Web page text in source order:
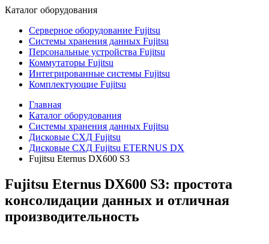
Каталог оборудования
Серверное оборудование Fujitsu
Системы хранения данных Fujitsu
Персональные устройства Fujitsu
Коммутаторы Fujitsu
Интегрированные системы Fujitsu
Комплектующие Fujitsu
Главная
Каталог оборудования
Системы хранения данных Fujitsu
Дисковые СХД Fujitsu
Дисковые СХД Fujitsu ETERNUS DX
Fujitsu Eternus DX600 S3
Fujitsu Eternus DX600 S3: простота
консолидации данных и отличная
производительность